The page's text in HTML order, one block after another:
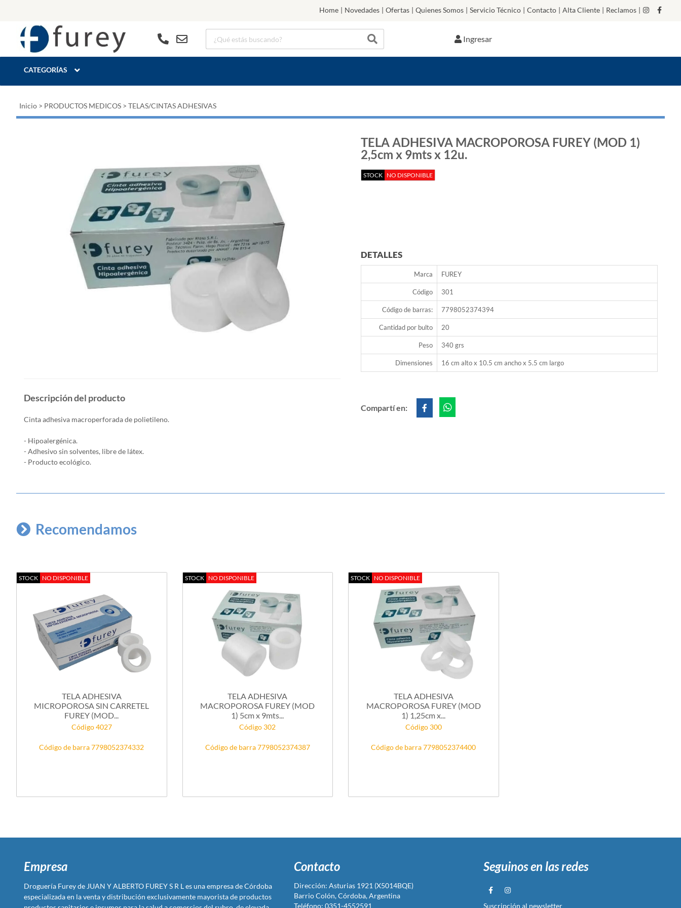
Home | Novedades | Ofertas | Quienes Somos | Servicio Técnico | Contacto | Alta Cliente | Reclamos |
Ingresar
CATEGORÍAS
Inicio > PRODUCTOS MEDICOS > TELAS/CINTAS ADHESIVAS
TELA ADHESIVA MACROPOROSA FUREY (MOD 1)
2,5cm x 9mts x 12u.
STOCK NO DISPONIBLE
DETALLES
Marca FUREY
Código 301
Código de barras: 7798052374394
Cantidad por bulto 20
Peso 340 grs
Dimensiones 16 cm alto x 10.5 cm ancho x 5.5 cm largo
Compartí en:
Descripción del producto
Cinta adhesiva macroperforada de polietileno.
- Hipoalergénica.
- Adhesivo sin solventes, libre de látex.
- Producto ecológico.
Recomendamos
STOCK NO DISPONIBLE
TELA ADHESIVA
MICROPOROSA SIN CARRETEL
FUREY (MOD...
Código 4027
Código de barra 7798052374332
STOCK NO DISPONIBLE
TELA ADHESIVA
MACROPOROSA FUREY (MOD
1) 5cm x 9mts...
Código 302
Código de barra 7798052374387
STOCK NO DISPONIBLE
TELA ADHESIVA
MACROPOROSA FUREY (MOD
1) 1,25cm x...
Código 300
Código de barra 7798052374400
Empresa
Droguería Furey de JUAN Y ALBERTO FUREY S R L es una empresa de Córdoba
especializada en la venta y distribución exclusivamente mayorista de productos
Contacto
Dirección: Asturias 1921 (X5014BQE)
Barrio Colón, Córdoba, Argentina
Teléfono: 0351-4552591
Seguinos en las redes
Suscripción al newsletter